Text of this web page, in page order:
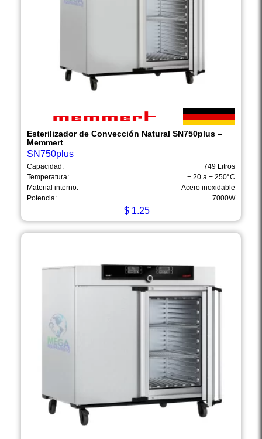
Esterilizador de Convección Natural SN750plus –
Memmert
SN750plus
Capacidad:
749 Litros
Temperatura:
+ 20 a + 250°C
Material interno:
Acero inoxidable
Potencia:
7000W
$ 1.25